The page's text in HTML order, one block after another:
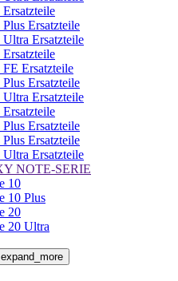
Ersatzteile
Ultra Ersatzteile
Ersatzteile
Ersatzteile
Ultra Ersatzteile
Ersatzteile
Ersatzteile
Ultra Ersatzteile
NOTE-SERIE
10
10 Plus
20
20 Ultra
expand_more